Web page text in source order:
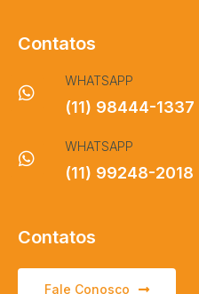
Contatos
WHATSAPP
(11) 98444-1337
WHATSAPP
(11) 99248-2018
Contatos
Fale Conosco